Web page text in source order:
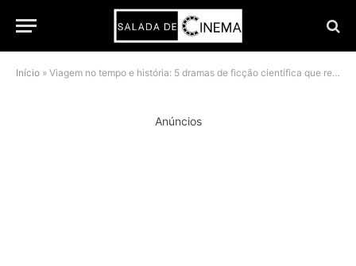
Início » Viagem no tempo e história: 5 dramas de ficção científica que repetem o impacto de 11.22.63
Anúncios